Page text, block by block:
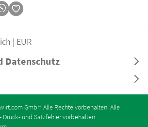
Datenschutz
| EUR
GmbH Alle Rechte vorbehalten. Alle
Druck- und Satzfehler vorbehalten.